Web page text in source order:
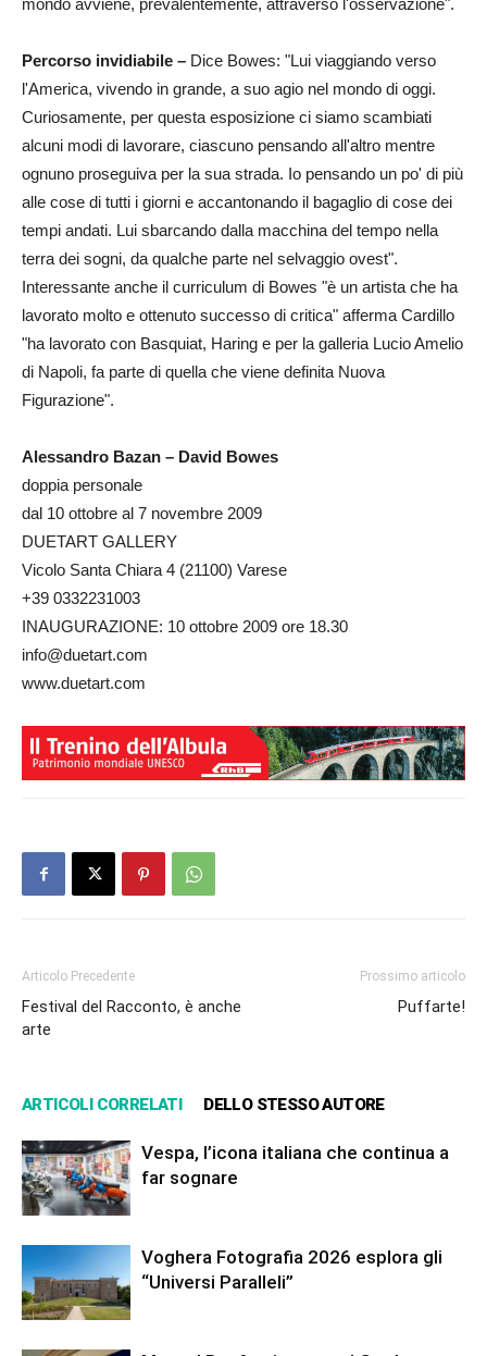
mondo avviene, prevalentemente, attraverso l'osservazione".
Percorso invidiabile – Dice Bowes: "Lui viaggiando verso
l'America, vivendo in grande, a suo agio nel mondo di oggi.
Curiosamente, per questa esposizione ci siamo scambiati
alcuni modi di lavorare, ciascuno pensando all'altro mentre
ognuno proseguiva per la sua strada. Io pensando un po' di più
alle cose di tutti i giorni e accantonando il bagaglio di cose dei
tempi andati. Lui sbarcando dalla macchina del tempo nella
terra dei sogni, da qualche parte nel selvaggio ovest".
Interessante anche il curriculum di Bowes "è un artista che ha
lavorato molto e ottenuto successo di critica" afferma Cardillo
"ha lavorato con Basquiat, Haring e per la galleria Lucio Amelio
di Napoli, fa parte di quella che viene definita Nuova
Figurazione".
Alessandro Bazan – David Bowes
doppia personale
dal 10 ottobre al 7 novembre 2009
DUETART GALLERY
Vicolo Santa Chiara 4 (21100) Varese
+39 0332231003
INAUGURAZIONE: 10 ottobre 2009 ore 18.30
info@duetart.com
www.duetart.com
Articolo Precedente
Festival del Racconto, è anche
arte
Prossimo articolo
Puffarte!
ARTICOLI CORRELATI DELLO STESSO AUTORE
Vespa, l’icona italiana che continua a
far sognare
Voghera Fotografia 2026 esplora gli
“Universi Paralleli”